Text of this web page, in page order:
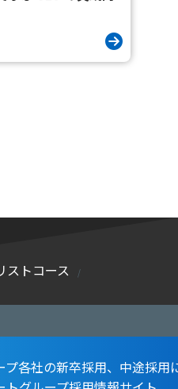
ストコース
プ各社の新卒採用、中途採用